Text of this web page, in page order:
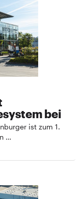
bei
ist zum 1.
…